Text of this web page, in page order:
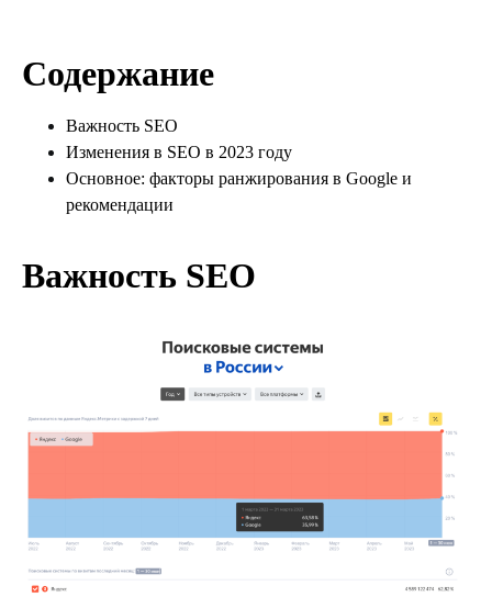
Содержание
Важность SEO
Изменения в SEO в 2023 году
Основное: факторы ранжирования в Google и
рекомендации
Важность SEO